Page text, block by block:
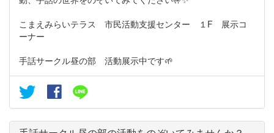
こまえみらいテラス 市民活動支援センター １F 展示コ
ーナー
手話サークル昼の部 活動展示中です🌱